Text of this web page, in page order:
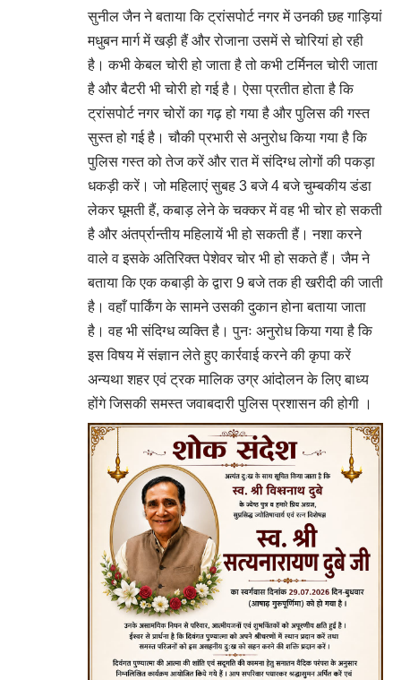
सुनील जैन ने बताया कि ट्रांसपोर्ट नगर में उनकी छह गाड़ियां
मधुबन मार्ग में खड़ी हैं और रोजाना उसमें से चोरियां हो रही
है। कभी केबल चोरी हो जाता है तो कभी टर्मिनल चोरी जाता
है और बैटरी भी चोरी हो गई है। ऐसा प्रतीत होता है कि
ट्रांसपोर्ट नगर चोरों का गढ़ हो गया है और पुलिस की गस्त
सुस्त हो गई है। चौकी प्रभारी से अनुरोध किया गया है कि
पुलिस गस्त को तेज करें और रात में संदिग्ध लोगों की पकड़ा
धकड़ी करें। जो महिलाएं सुबह 3 बजे 4 बजे चुम्बकीय डंडा
लेकर घूमती हैं, कबाड़ लेने के चक्कर में वह भी चोर हो सकती
है और अंतर्प्रान्तीय महिलायें भी हो सकती हैं। नशा करने
वाले व इसके अतिरिक्त पेशेवर चोर भी हो सकते हैं। जैम ने
बताया कि एक कबाड़ी के द्वारा 9 बजे तक ही खरीदी की जाती
है। वहाँ पार्किंग के सामने उसकी दुकान होना बताया जाता
है। वह भी संदिग्ध व्यक्ति है। पुनः अनुरोध किया गया है कि
इस विषय में संज्ञान लेते हुए कार्रवाई करने की कृपा करें
अन्यथा शहर एवं ट्रक मालिक उग्र आंदोलन के लिए बाध्य
होंगे जिसकी समस्त जवाबदारी पुलिस प्रशासन की होगी ।